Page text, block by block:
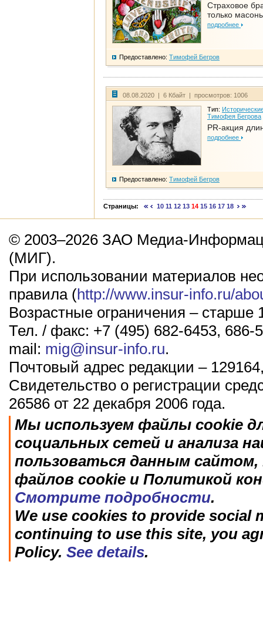
Страховое
только
подробнее
Предоставлено: Тимофей Бегров
08.08.2020 | 6 Кбайт | просмотров: 1006
Тип:
Тимофея Бегрова
PR-акция
подробнее
Предоставлено: Тимофей Бегров
Страницы: 10 11 12 13 14 15 16 17 18
© 2003–2026 ЗАО Медиа-
(МИГ).
При использовании материалов
правила (http://www.insur-info.ru/
Возрастные ограничения – старше
Тел. / факс: +7 (495) 682-6453, 686-
mail: mig@insur-info.ru.
Почтовый адрес редакции –
Свидетельство о регистрации
26586 от 22 декабря 2006 года.
Мы используем файлы cookie
социальных сетей и анализа
пользоваться данным
файлов cookie и Политикой
Смотрите подробности.
We use cookies to provide social
continuing to use this site, you
Policy. See details.